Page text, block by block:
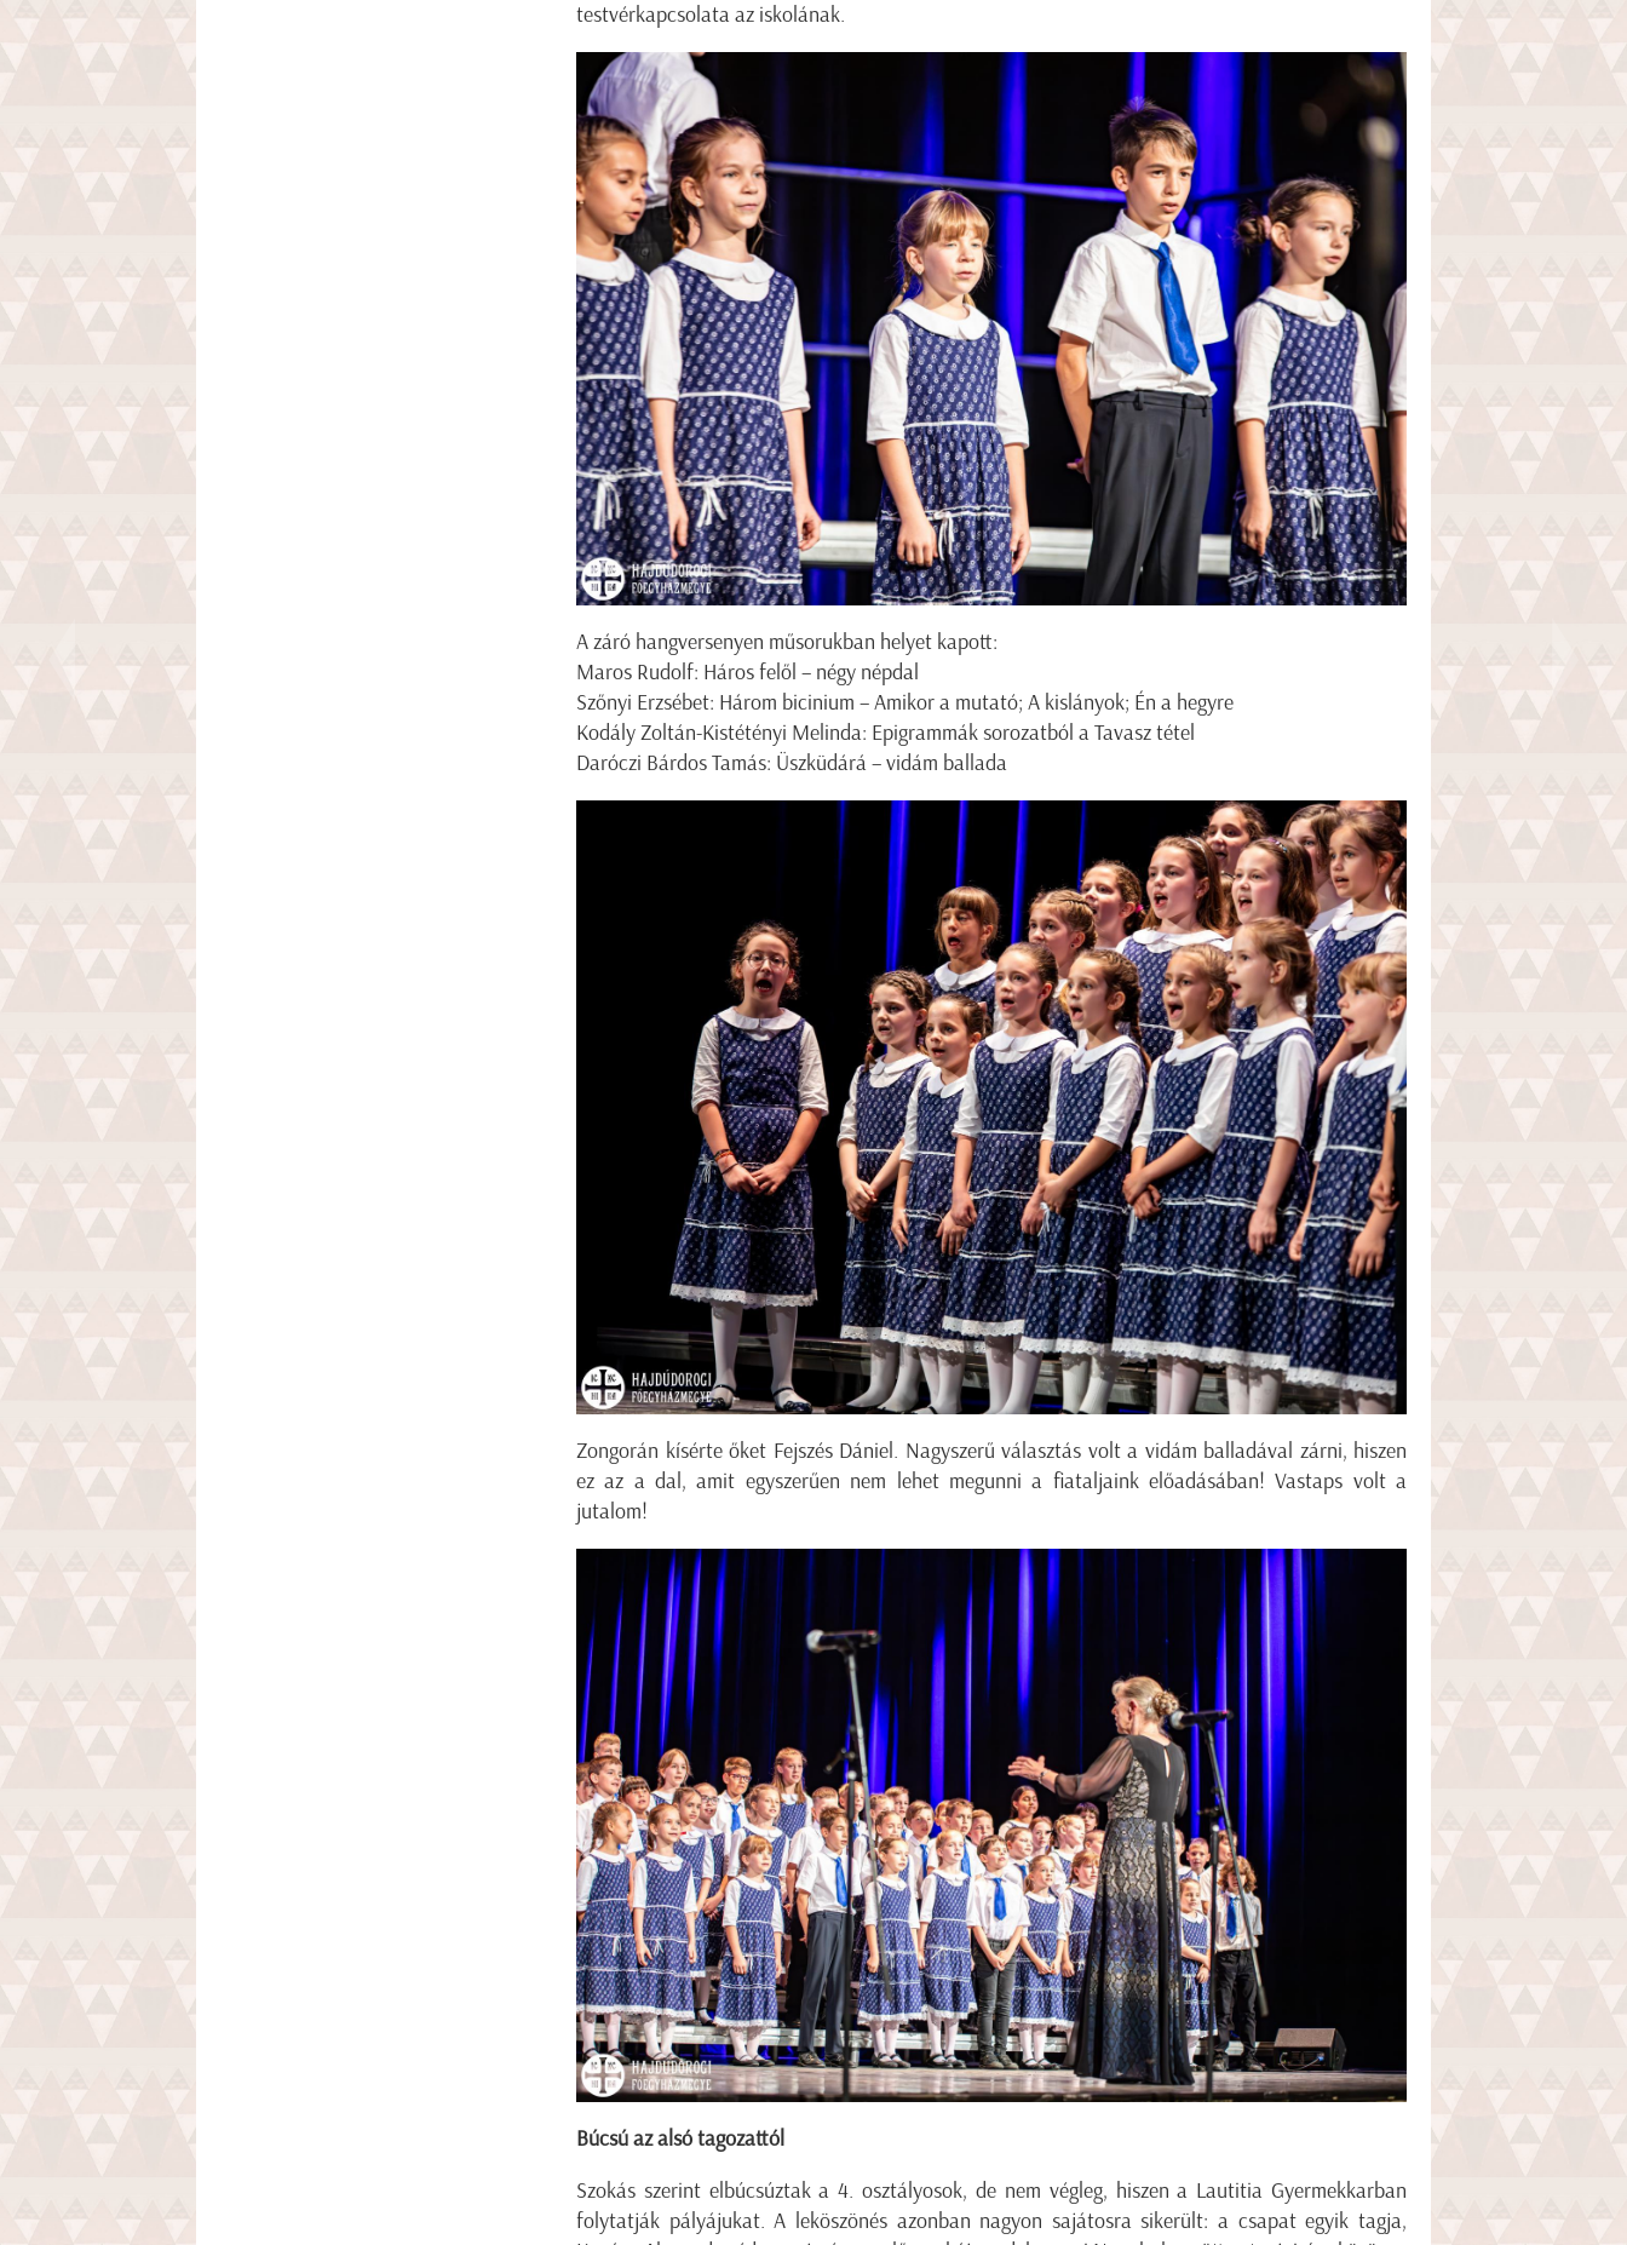
testvérkapcsolata az iskolának.
A záró hangversenyen műsorukban helyet kapott:
Maros Rudolf: Háros felől – négy népdal
Szőnyi Erzsébet: Három bicinium – Amikor a mutató; A kislányok; Én a hegyre
Kodály Zoltán-Kistétényi Melinda: Epigrammák sorozatból a Tavasz tétel
Daróczi Bárdos Tamás: Üszküdárá – vidám ballada
Zongorán kísérte őket Fejszés Dániel. Nagyszerű választás volt a vidám balladával zárni, hiszen
ez az a dal, amit egyszerűen nem lehet megunni a fiataljaink előadásában! Vastaps volt a
jutalom!
Búcsú az alsó tagozattól
Szokás szerint elbúcsúztak a 4. osztályosok, de nem végleg, hiszen a Lautitia Gyermekkarban
folytatják pályájukat. A leköszönés azonban nagyon sajátosra sikerült: a csapat egyik tagja,